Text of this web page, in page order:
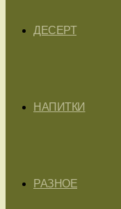
ДЕСЕРТ
НАПИТКИ
РАЗНОЕ